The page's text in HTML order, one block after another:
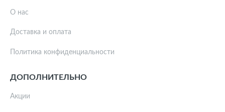
О нас
Доставка и оплата
Политика конфиденциальности
ДОПОЛНИТЕЛЬНО
Акции